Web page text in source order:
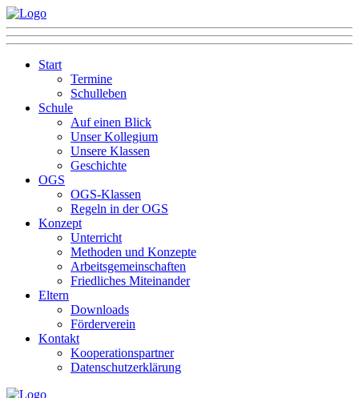
Start
Termine
Schulleben
Schule
Auf einen Blick
Unser Kollegium
Unsere Klassen
Geschichte
OGS
OGS-Klassen
Regeln in der OGS
Konzept
Unterricht
Methoden und Konzepte
Arbeitsgemeinschaften
Friedliches Miteinander
Eltern
Downloads
Förderverein
Kontakt
Kooperationspartner
Datenschutzerklärung